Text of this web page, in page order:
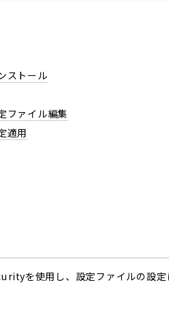
ストール
ファイル編集
適用
を使用し、設定ファイルの設